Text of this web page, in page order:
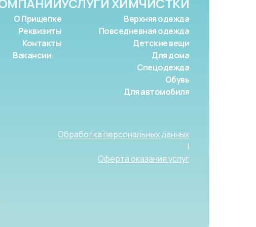
О Прищепке
Реквизиты
Контакты
Вакансии
Верхняя одежда
Повседневная одежда
Детские вещи
Для дома
Спецодежда
Обувь
Для автомобиля
Обработка персональных данных
|
Оферта оказания услуг